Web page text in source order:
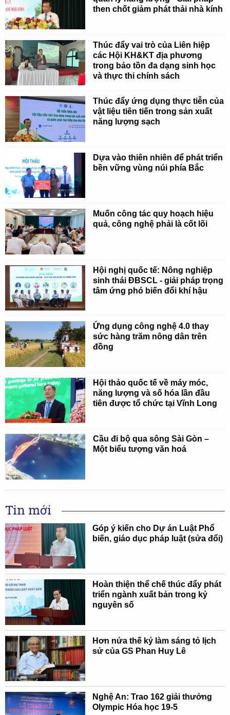
then chốt giảm phát thải nhà kính
Thúc đẩy vai trò của Liên hiệp
các Hội KH&KT địa phương
trong bảo tồn đa dạng sinh học
và thực thi chính sách
Thúc đẩy ứng dụng thực tiễn của
vật liệu tiên tiến trong sản xuất
năng lượng sạch
Dựa vào thiên nhiên để phát triển
bền vững vùng núi phía Bắc
Muốn công tác quy hoạch hiệu
quả, công nghệ phải là cốt lõi
Hội nghị quốc tế: Nông nghiệp
sinh thái ĐBSCL - giải pháp trọng
tâm ứng phó biến đổi khí hậu
Ứng dụng công nghệ 4.0 thay
sức hàng trăm nông dân trên
đồng
Hội thảo quốc tế về máy móc,
năng lượng và số hóa lần đầu
tiên được tổ chức tại Vĩnh Long
Cầu đi bộ qua sông Sài Gòn –
Một biểu tượng văn hoá
Tin mới
Góp ý kiến cho Dự án Luật Phổ
biến, giáo dục pháp luật (sửa đổi)
Hoàn thiện thể chế thúc đẩy phát
triển ngành xuất bản trong kỷ
nguyên số
Hơn nửa thế kỷ làm sáng tỏ lịch
sử của GS Phan Huy Lê
Nghệ An: Trao 162 giải thưởng
Olympic Hóa học 19-5